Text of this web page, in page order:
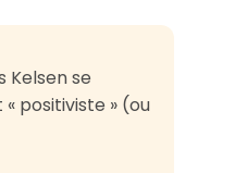
Kelsen se
positiviste » (ou